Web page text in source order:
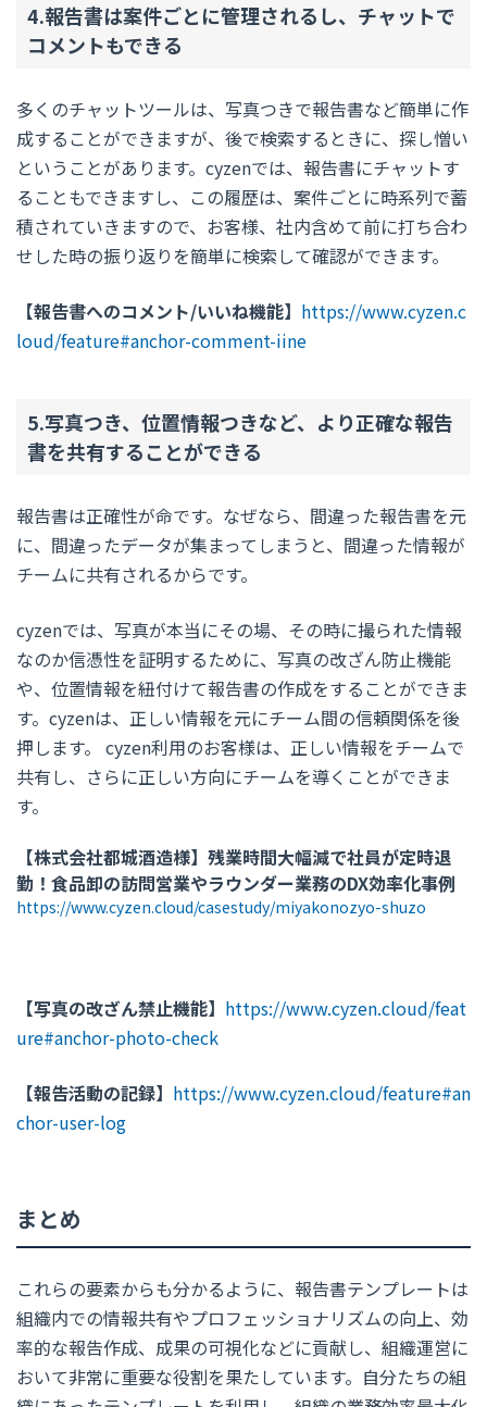
4.報告書は案件ごとに管理されるし、チャットで
コメントもできる
多くのチャットツールは、写真つきで報告書など簡単に作
成することができますが、後で検索するときに、探し憎い
ということがあります。cyzenでは、報告書にチャットす
ることもできますし、この履歴は、案件ごとに時系列で蓄
積されていきますので、お客様、社内含めて前に打ち合わ
せした時の振り返りを簡単に検索して確認ができます。
【報告書へのコメント/いいね機能】 https://www.cyzen.c
loud/feature#anchor-comment-iine
5.写真つき、位置情報つきなど、より正確な報告
書を共有することができる
報告書は正確性が命です。なぜなら、間違った報告書を元
に、間違ったデータが集まってしまうと、間違った情報が
チームに共有されるからです。
cyzenでは、写真が本当にその場、その時に撮られた情報
なのか信憑性を証明するために、写真の改ざん防止機能
や、位置情報を紐付けて報告書の作成をすることができま
す。cyzenは、正しい情報を元にチーム間の信頼関係を後
押します。 cyzen利用のお客様は、正しい情報をチームで
共有し、さらに正しい方向にチームを導くことができま
す。
【株式会社都城酒造様】残業時間大幅減で社員が定時退
勤！食品卸の訪問営業やラウンダー業務のDX効率化事例
https://www.cyzen.cloud/casestudy/miyakonozyo-shuzo
【写真の改ざん禁止機能】 https://www.cyzen.cloud/feat
ure#anchor-photo-check
【報告活動の記録】 https://www.cyzen.cloud/feature#an
chor-user-log
まとめ
これらの要素からも分かるように、報告書テンプレートは
組織内での情報共有やプロフェッショナリズムの向上、効
率的な報告作成、成果の可視化などに貢献し、組織運営に
おいて非常に重要な役割を果たしています。自分たちの組